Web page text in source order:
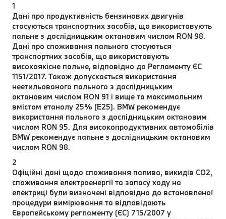
1
Дані про продуктивність бензинових двигунів
стосуються транспортних засобів, що використовують
пальне з дослідницьким октановим числом RON 98.
Дані про споживання пального стосуються
транспортних засобів, що використовують
високоякісне пальне, відповідно до Регламенту ЄС
1151/2017. Також допускається використання
неетильованого пального з дослідницьким
октановим числом RON 91 і вище та максимальним
вмістом етанолу 25% (E25). BMW рекомендує
використання пального з дослідницьким октановим
числом RON 95. Для високопродуктивних автомобілів
BMW рекомендує пальне з дослідницьким октановим
числом RON 98.
2
Офіційні дані щодо споживання палива, викидів CO2,
споживання електроенергії та запасу ходу на
електриці були визначені відповідно до встановленої
процедури вимірювання та відповідають
Європейському регламенту (ЄС) 715/2007 у